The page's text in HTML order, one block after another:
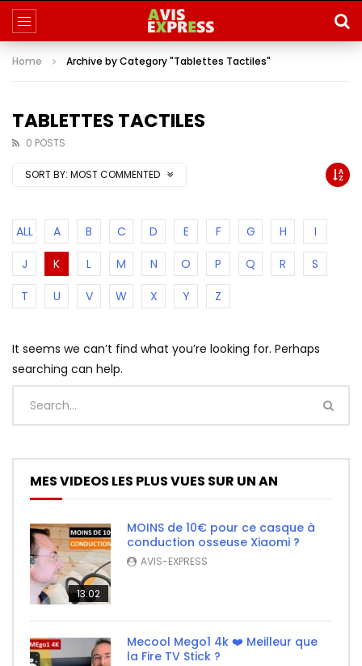
Home Archive by Category "Tablettes Tactiles"
TABLETTES TACTILES
0 POSTS
SORT BY: MOST COMMENTED
ALL A B C D E F G H
I
J
K L M N O P Q R
S
T
U V W X Y Z
It seems we can’t find what you’re looking for. Perhaps
searching can help.
MES VIDEOS LES PLUS VUES SUR UN AN
13:02
MOINS de 10€ pour ce casque à
conduction osseuse Xiaomi ?
AVIS-EXPRESS
Mecool Mego1 4k ❤️ Meilleur que
la Fire TV Stick ?